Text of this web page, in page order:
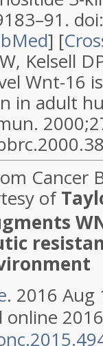
] [
Kelsell
Wnt-16
in adult
2000;
Cancer
of
. 2016 Aug
online